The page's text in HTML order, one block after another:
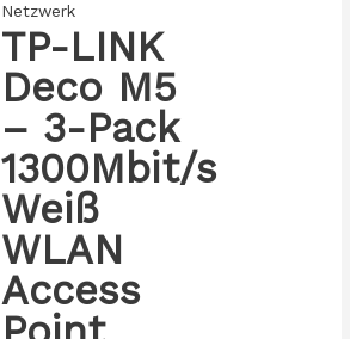
Netzwerk
TP-LINK
Deco M5
– 3-Pack
1300Mbit/s
Weiß
WLAN
Access